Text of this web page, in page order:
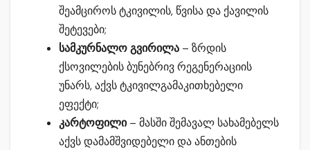
შეამციროს ტკივილის, წვისა და ქავილის
შეტევები;
სამკურნალო გვირილა – ზრდის
ქსოვილების ბუნებრივ რეგენერაციის
უნარს, აქვს ტკივილგამაკითხებელი
ეფექტი;
კარტოფილი– მასში შემავალ სახამებელს
აქვს დამამშვიდებელი და ანთების